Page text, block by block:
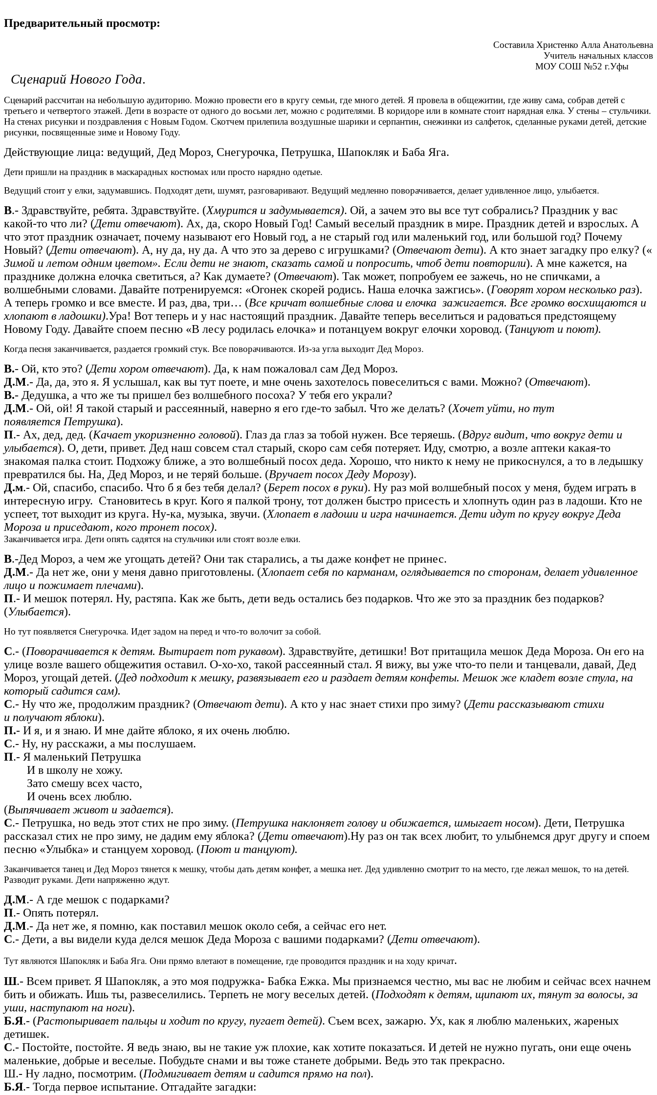
Предварительный просмотр:
Составила Христенко Алла Анатольевна
Учитель начальных классов
МОУ СОШ №52 г.Уфы
Сценарий Нового Года.
Сценарий рассчитан на небольшую аудиторию. Можно провести его в кругу семьи, где много детей. Я провела в общежитии, где живу сама, собрав детей с
третьего и четвертого этажей. Дети в возрасте от одного до восьми лет, можно с родителями. В коридоре или в комнате стоит нарядная елка. У стены – стульчики.
На стенах рисунки и поздравления с Новым Годом. Скотчем прилепила воздушные шарики и серпантин, снежинки из салфеток, сделанные руками детей, детские
рисунки, посвященные зиме и Новому Году.
Действующие лица: ведущий, Дед Мороз, Снегурочка, Петрушка, Шапокляк и Баба Яга.
Дети пришли на праздник в маскарадных костюмах или просто нарядно одетые.
Ведущий стоит у елки, задумавшись. Подходят дети, шумят, разговаривают. Ведущий медленно поворачивается, делает удивленное лицо, улыбается.
В.- Здравствуйте, ребята. Здравствуйте. (Хмурится и задумывается). Ой, а зачем это вы все тут собрались? Праздник у вас
какой-то что ли? (Дети отвечают). Ах, да, скоро Новый Год! Самый веселый праздник в мире. Праздник детей и взрослых. А
что этот праздник означает, почему называют его Новый год, а не старый год или маленький год, или большой год? Почему
Новый? (Дети отвечают). А, ну да, ну да. А что это за дерево с игрушками? (Отвечают дети). А кто знает загадку про елку? («
Зимой и летом одним цветом». Если дети не знают, сказать самой и попросить, чтоб дети повторили). А мне кажется, на
празднике должна елочка светиться, а? Как думаете? (Отвечают). Так может, попробуем ее зажечь, но не спичками, а
волшебными словами. Давайте потренируемся: «Огонек скорей родись. Наша елочка зажгись». (Говорят хором несколько раз).
А теперь громко и все вместе. И раз, два, три… (Все кричат волшебные слова и елочка зажигается. Все громко восхищаются и
хлопают в ладошки).Ура! Вот теперь и у нас настоящий праздник. Давайте теперь веселиться и радоваться предстоящему
Новому Году. Давайте споем песню «В лесу родилась елочка» и потанцуем вокруг елочки хоровод. (Танцуют и поют).
Когда песня заканчивается, раздается громкий стук. Все поворачиваются. Из-за угла выходит Дед Мороз.
В.- Ой, кто это? (Дети хором отвечают). Да, к нам пожаловал сам Дед Мороз.
Д.М.- Да, да, это я. Я услышал, как вы тут поете, и мне очень захотелось повеселиться с вами. Можно? (Отвечают).
В.- Дедушка, а что же ты пришел без волшебного посоха? У тебя его украли?
Д.М.- Ой, ой! Я такой старый и рассеянный, наверно я его где-то забыл. Что же делать? (Хочет уйти, но тут
появляется Петрушка).
П.- Ах, дед, дед. (Качает укоризненно головой). Глаз да глаз за тобой нужен. Все теряешь. (Вдруг видит, что вокруг дети и
улыбается). О, дети, привет. Дед наш совсем стал старый, скоро сам себя потеряет. Иду, смотрю, а возле аптеки какая-то
знакомая палка стоит. Подхожу ближе, а это волшебный посох деда. Хорошо, что никто к нему не прикоснулся, а то в ледышку
превратился бы. На, Дед Мороз, и не теряй больше. (Вручает посох Деду Морозу).
Д.м.- Ой, спасибо, спасибо. Что б я без тебя делал? (Берет посох в руки). Ну раз мой волшебный посох у меня, будем играть в
интересную игру. Становитесь в круг. Кого я палкой трону, тот должен быстро присесть и хлопнуть один раз в ладоши. Кто не
успеет, тот выходит из круга. Ну-ка, музыка, звучи. (Хлопает в ладоши и игра начинается. Дети идут по кругу вокруг Деда
Мороза и приседают, кого тронет посох).
Заканчивается игра. Дети опять садятся на стульчики или стоят возле елки.
В.-Дед Мороз, а чем же угощать детей? Они так старались, а ты даже конфет не принес.
Д.М.- Да нет же, они у меня давно приготовлены. (Хлопает себя по карманам, оглядывается по сторонам, делает удивленное
лицо и пожимает плечами).
П.- И мешок потерял. Ну, растяпа. Как же быть, дети ведь остались без подарков. Что же это за праздник без подарков?
(Улыбается).
Но тут появляется Снегурочка. Идет задом на перед и что-то волочит за собой.
С.- (Поворачивается к детям. Вытирает пот рукавом). Здравствуйте, детишки! Вот притащила мешок Деда Мороза. Он его на
улице возле вашего общежития оставил. О-хо-хо, такой рассеянный стал. Я вижу, вы уже что-то пели и танцевали, давай, Дед
Мороз, угощай детей. (Дед подходит к мешку, развязывает его и раздает детям конфеты. Мешок же кладет возле стула, на
который садится сам).
С.- Ну что же, продолжим праздник? (Отвечают дети). А кто у нас знает стихи про зиму? (Дети рассказывают стихи
и получают яблоки).
П.- И я, и я знаю. И мне дайте яблоко, я их очень люблю.
С.- Ну, ну расскажи, а мы послушаем.
П.- Я маленький Петрушка
И в школу не хожу.
Зато смешу всех часто,
И очень всех люблю.
(Выпячивает живот и задается).
С.- Петрушка, но ведь этот стих не про зиму. (Петрушка наклоняет голову и обижается, шмыгает носом). Дети, Петрушка
рассказал стих не про зиму, не дадим ему яблока? (Дети отвечают).Ну раз он так всех любит, то улыбнемся друг другу и споем
песню «Улыбка» и станцуем хоровод. (Поют и танцуют).
Заканчивается танец и Дед Мороз тянется к мешку, чтобы дать детям конфет, а мешка нет. Дед удивленно смотрит то на место, где лежал мешок, то на детей.
Разводит руками. Дети напряженно ждут.
Д.М.- А где мешок с подарками?
П.- Опять потерял.
Д.М.- Да нет же, я помню, как поставил мешок около себя, а сейчас его нет.
С.- Дети, а вы видели куда делся мешок Деда Мороза с вашими подарками? (Дети отвечают).
Тут являются Шапокляк и Баба Яга. Они прямо влетают в помещение, где проводится праздник и на ходу кричат.
Ш.- Всем привет. Я Шапокляк, а это моя подружка- Бабка Ежка. Мы признаемся честно, мы вас не любим и сейчас всех начнем
бить и обижать. Ишь ты, развеселились. Терпеть не могу веселых детей. (Подходят к детям, щипают их, тянут за волосы, за
уши, наступают на ноги).
Б.Я.- (Растопыривает пальцы и ходит по кругу, пугает детей). Съем всех, зажарю. Ух, как я люблю маленьких, жареных
детишек.
С.- Постойте, постойте. Я ведь знаю, вы не такие уж плохие, как хотите показаться. И детей не нужно пугать, они еще очень
маленькие, добрые и веселые. Побудьте снами и вы тоже станете добрыми. Ведь это так прекрасно.
Ш.- Ну ладно, посмотрим. (Подмигивает детям и садится прямо на пол).
Б.Я.- Тогда первое испытание. Отгадайте загадки: